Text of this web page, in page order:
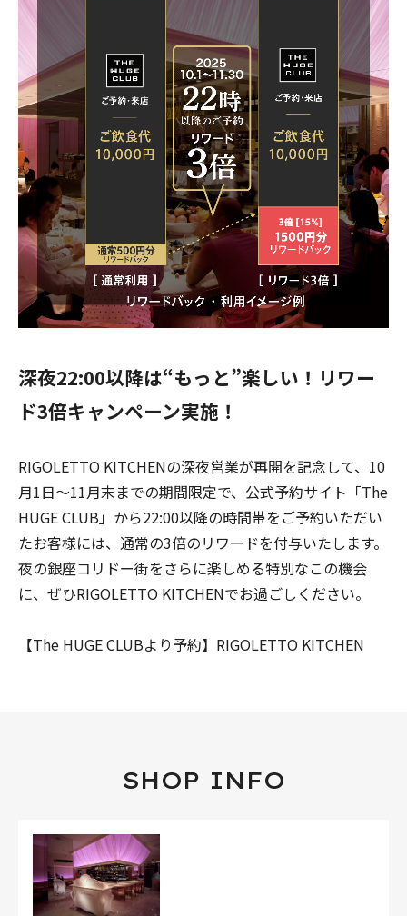
深夜22:00以降は“もっと”楽しい！リワー
ド3倍キャンペーン実施！
RIGOLETTO KITCHENの深夜営業が再開を記念して、10
月1日〜11月末までの期間限定で、公式予約サイト「The
HUGE CLUB」から22:00以降の時間帯をご予約いただい
たお客様には、通常の3倍のリワードを付与いたします。
夜の銀座コリドー街をさらに楽しめる特別なこの機会
に、ぜひRIGOLETTO KITCHENでお過ごしください。
【The HUGE CLUBより予約】RIGOLETTO KITCHEN
SHOP INFO